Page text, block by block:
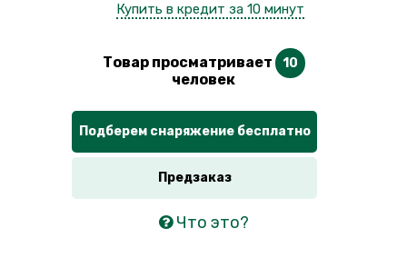
Купить в кредит за 10 минут
Товар просматривает 10
человек
Подберем снаряжение бесплатно
Предзаказ
Что это?